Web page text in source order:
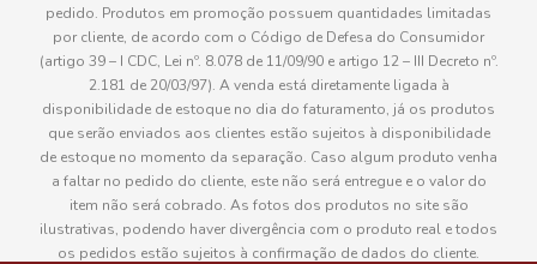
pedido. Produtos em promoção possuem quantidades limitadas
por cliente, de acordo com o Código de Defesa do Consumidor
(artigo 39 – I CDC, Lei nº. 8.078 de 11/09/90 e artigo 12 – III Decreto nº.
2.181 de 20/03/97). A venda está diretamente ligada à
disponibilidade de estoque no dia do faturamento, já os produtos
que serão enviados aos clientes estão sujeitos à disponibilidade
de estoque no momento da separação. Caso algum produto venha
a faltar no pedido do cliente, este não será entregue e o valor do
item não será cobrado. As fotos dos produtos no site são
ilustrativas, podendo haver divergência com o produto real e todos
os pedidos estão sujeitos à confirmação de dados do cliente.